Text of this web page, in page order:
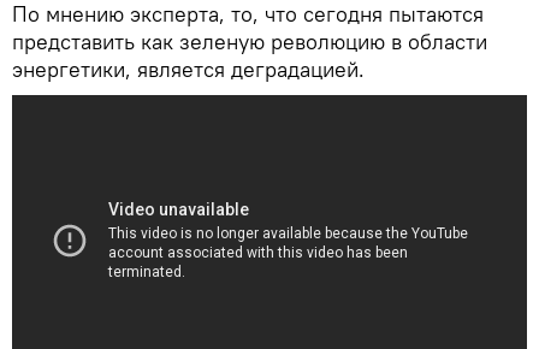
По мнению эксперта, то, что сегодня пытаются
представить как зеленую революцию в области
энергетики, является деградацией.